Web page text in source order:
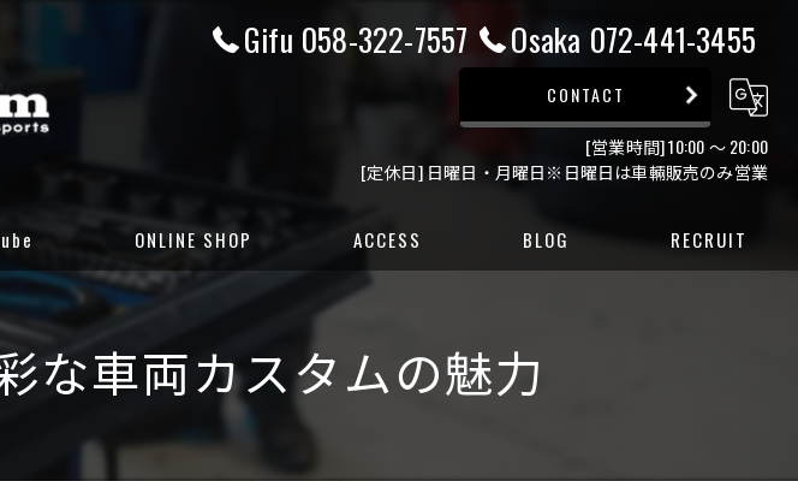
Gifu 058-322-7557 Osaka 072-441-3455
CONTACT
[営業時間] 10:00 ～ 20:00
[定休日] 日曜日・月曜日※日曜日は車輛販売のみ営業
ONLINE SHOP
岐阜店グーネット
大阪店カーセンサー
ACCESS BLOG RECRUIT
な車両カスタムの魅力